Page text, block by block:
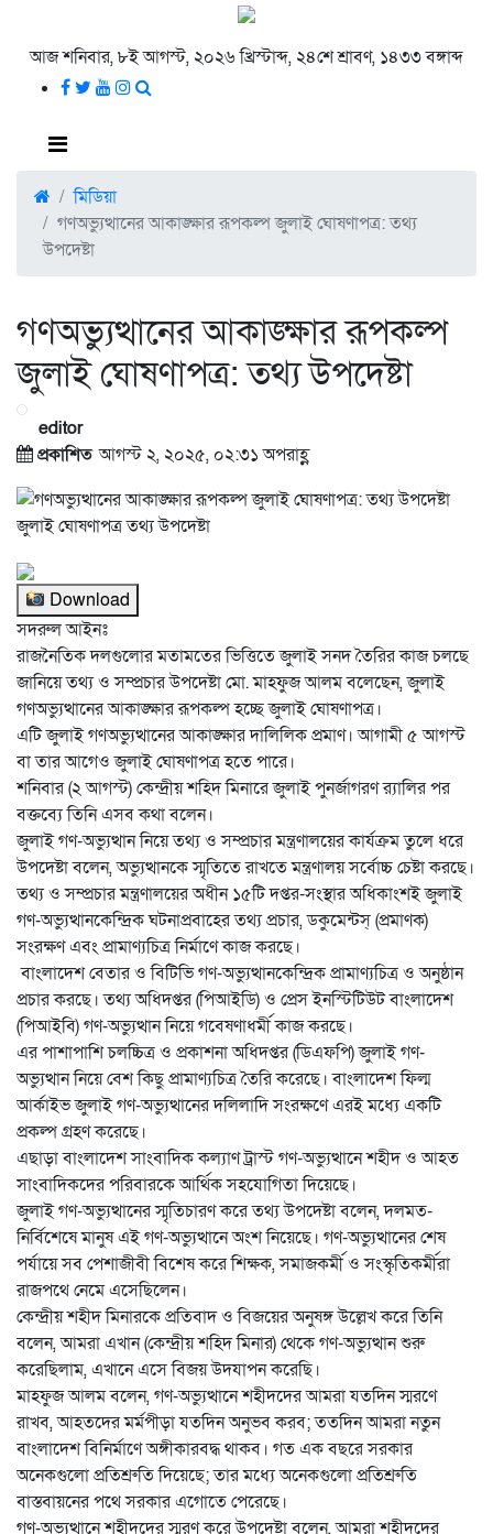
আজ শনিবার, ৮ই আগস্ট, ২০২৬ খ্রিস্টাব্দ, ২৪শে শ্রাবণ, ১৪৩৩ বঙ্গাব্দ
মিডিয়া
গণঅভ্যুত্থানের আকাঙ্ক্ষার রূপকল্প জুলাই ঘোষণাপত্র: তথ্য
উপদেষ্টা
গণঅভ্যুত্থানের আকাঙ্ক্ষার রূপকল্প
জুলাই ঘোষণাপত্র: তথ্য উপদেষ্টা
editor
প্রকাশিতআগস্ট ২, ২০২৫, ০২:৩১ অপরাহ্ণ
জুলাই ঘোষণাপত্র তথ্য উপদেষ্টা
Download
সদরুল আইনঃ
রাজনৈতিক দলগুলোর মতামতের ভিত্তিতে জুলাই সনদ তৈরির কাজ চলছে
জানিয়ে তথ্য ও সম্প্রচার উপদেষ্টা মো. মাহফুজ আলম বলেছেন, জুলাই
গণঅভ্যুত্থানের আকাঙ্ক্ষার রূপকল্প হচ্ছে জুলাই ঘোষণাপত্র।
এটি জুলাই গণঅভ্যুত্থানের আকাঙ্ক্ষার দালিলিক প্রমাণ। আগামী ৫ আগস্ট
বা তার আগেও জুলাই ঘোষণাপত্র হতে পারে।
শনিবার (২ আগস্ট) কেন্দ্রীয় শহিদ মিনারে জুলাই পুনর্জাগরণ র‍্যালির পর
বক্তব্যে তিনি এসব কথা বলেন।
জুলাই গণ-অভ্যুত্থান নিয়ে তথ্য ও সম্প্রচার মন্ত্রণালয়ের কার্যক্রম তুলে ধরে
উপদেষ্টা বলেন, অভ্যুত্থানকে স্মৃতিতে রাখতে মন্ত্রণালয় সর্বোচ্চ চেষ্টা করছে।
তথ্য ও সম্প্রচার মন্ত্রণালয়ের অধীন ১৫টি দপ্তর-সংস্থার অধিকাংশই জুলাই
গণ-অভ্যুত্থানকেন্দ্রিক ঘটনাপ্রবাহের তথ্য প্রচার, ডকুমেন্টস্ (প্রমাণক)
সংরক্ষণ এবং প্রামাণ্যচিত্র নির্মাণে কাজ করছে।
বাংলাদেশ বেতার ও বিটিভি গণ-অভ্যুত্থানকেন্দ্রিক প্রামাণ্যচিত্র ও অনুষ্ঠান
প্রচার করছে। তথ্য অধিদপ্তর (পিআইডি) ও প্রেস ইনস্টিটিউট বাংলাদেশ
(পিআইবি) গণ-অভ্যুত্থান নিয়ে গবেষণাধর্মী কাজ করছে।
এর পাশাপাশি চলচ্চিত্র ও প্রকাশনা অধিদপ্তর (ডিএফপি) জুলাই গণ-
অভ্যুত্থান নিয়ে বেশ কিছু প্রামাণ্যচিত্র তৈরি করেছে। বাংলাদেশ ফিল্ম
আর্কাইভ জুলাই গণ-অভ্যুত্থানের দলিলাদি সংরক্ষণে এরই মধ্যে একটি
প্রকল্প গ্রহণ করেছে।
এছাড়া বাংলাদেশ সাংবাদিক কল্যাণ ট্রাস্ট গণ-অভ্যুত্থানে শহীদ ও আহত
সাংবাদিকদের পরিবারকে আর্থিক সহযোগিতা দিয়েছে।
জুলাই গণ-অভ্যুত্থানের স্মৃতিচারণ করে তথ্য উপদেষ্টা বলেন, দলমত-
নির্বিশেষে মানুষ এই গণ-অভ্যুত্থানে অংশ নিয়েছে। গণ-অভ্যুত্থানের শেষ
পর্যায়ে সব পেশাজীবী বিশেষ করে শিক্ষক, সমাজকর্মী ও সংস্কৃতিকর্মীরা
রাজপথে নেমে এসেছিলেন।
কেন্দ্রীয় শহীদ মিনারকে প্রতিবাদ ও বিজয়ের অনুষঙ্গ উল্লেখ করে তিনি
বলেন, আমরা এখান (কেন্দ্রীয় শহিদ মিনার) থেকে গণ-অভ্যুত্থান শুরু
করেছিলাম, এখানে এসে বিজয় উদযাপন করেছি।
মাহফুজ আলম বলেন, গণ-অভ্যুত্থানে শহীদদের আমরা যতদিন স্মরণে
রাখব, আহতদের মর্মপীড়া যতদিন অনুভব করব; ততদিন আমরা নতুন
বাংলাদেশ বিনির্মাণে অঙ্গীকারবদ্ধ থাকব। গত এক বছরে সরকার
অনেকগুলো প্রতিশ্রুতি দিয়েছে; তার মধ্যে অনেকগুলো প্রতিশ্রুতি
বাস্তবায়নের পথে সরকার এগোতে পেরেছে।
গণ-অভ্যুত্থানে শহীদদের স্মরণ করে উপদেষ্টা বলেন, আমরা শহীদদের